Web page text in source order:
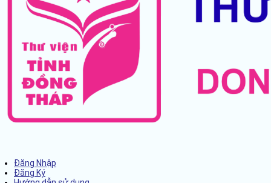
Đăng Nhập
Đăng Ký